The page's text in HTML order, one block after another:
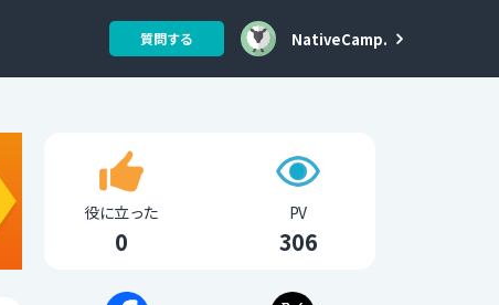
質問する NativeCamp.
役に立った
0
PV
306